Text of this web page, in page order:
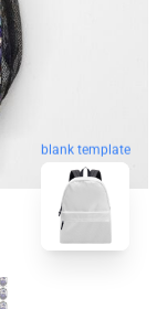
blank template